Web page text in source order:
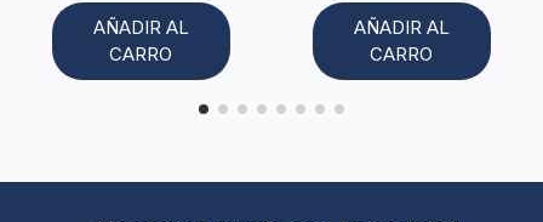
AÑADIR AL
CARRO
AÑADIR AL
CARRO